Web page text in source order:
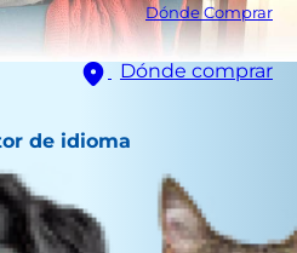
Dónde Comprar
Dónde comprar
de idioma